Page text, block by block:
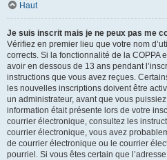
Haut
Je suis inscrit mais je ne peux pas me
Vérifiez en premier lieu que votre nom
corrects. Si la fonctionnalité de la COPPA
avoir en dessous de 13 ans pendant
instructions que vous avez reçues.
les nouvelles inscriptions doivent être
un administrateur, avant que vous
information était présente lors de votre
courrier électronique, consultez les
courrier électronique, vous avez
de courrier électronique ou le courrier
pourriel. Si vous êtes certain que